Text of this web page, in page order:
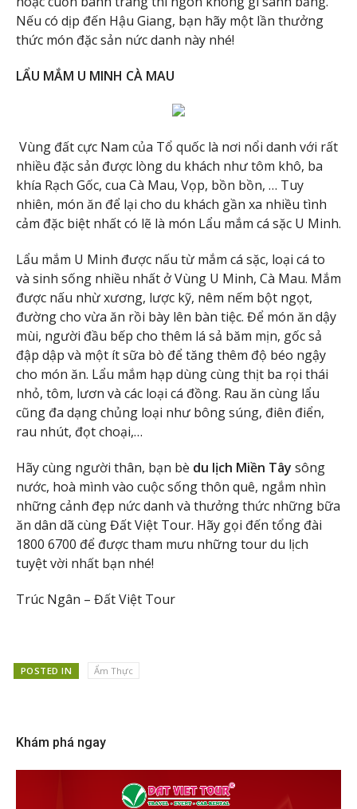
Nếu có dịp đến Hậu Giang, bạn hãy một lần thưởng
thức món đặc sản nức danh này nhé!
LẨU MẮM U MINH CÀ MAU
Vùng đất cực Nam của Tổ quốc là nơi nổi danh với rất
nhiều đặc sản được lòng du khách như tôm khô, ba
khía Rạch Gốc, cua Cà Mau, Vọp, bồn bồn, … Tuy
nhiên, món ăn để lại cho du khách gần xa nhiều tình
cảm đặc biệt nhất có lẽ là món Lẩu mắm cá sặc U Minh.
Lẩu mắm U Minh được nấu từ mắm cá sặc, loại cá to
và sinh sống nhiều nhất ở Vùng U Minh, Cà Mau. Mắm
được nấu nhừ xương, lược kỹ, nêm nếm bột ngọt,
đường cho vừa ăn rồi bày lên bàn tiệc. Để món ăn dậy
mùi, người đầu bếp cho thêm lá sả băm mịn, gốc sả
đập dập và một ít sữa bò để tăng thêm độ béo ngậy
cho món ăn. Lẩu mắm hạp dùng cùng thịt ba rọi thái
nhỏ, tôm, lươn và các loại cá đồng. Rau ăn cùng lẩu
cũng đa dạng chủng loại như bông súng, điên điển,
rau nhút, đọt choại,…
Hãy cùng người thân, bạn bè du lịch Miền Tây sông
nước, hoà mình vào cuộc sống thôn quê, ngắm nhìn
những cảnh đẹp nức danh và thưởng thức những bữa
ăn dân dã cùng Đất Việt Tour. Hãy gọi đến tổng đài
1800 6700 để được tham mưu những tour du lịch
tuyệt vời nhất bạn nhé!
Trúc Ngân – Đất Việt Tour
POSTED IN Ẩm Thực
Khám phá ngay